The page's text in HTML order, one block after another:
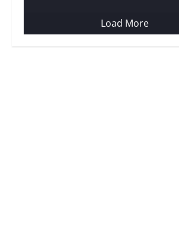
Load More